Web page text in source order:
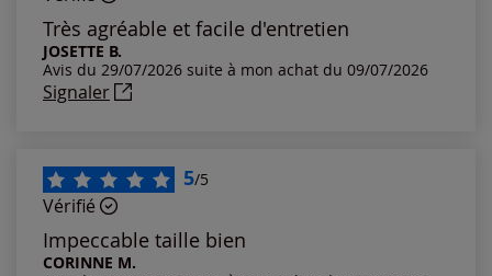
Les plus anciens
Notes les plus élevées
Très agréable et facile d'entretien
JOSETTE B.
Avis du 29/07/2026 suite à mon achat du 09/07/2026
Signaler
5/5
Vérifié
Impeccable taille bien
CORINNE M.